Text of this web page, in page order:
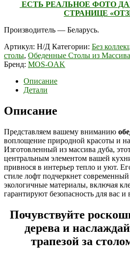
ЕСТЬ РЕАЛЬНОЕ ФОТО
СТРАНИЦЕ
Производитель — Беларусь.
Артикул: Н/Д Категории: Без
столы, Обеденные Столы из Массива
Бренд: MOS-OAK
Описание
Детали
Описание
Представляем вашему вниманию
воплощение природной красоты и
Изготовленный из массива дуба,
центральным элементом вашей
привнося в интерьер тепло и уют.
стиле лофт подчеркнет
экологичные материалы, включая
гарантируют безопасность для вас
Почувствуйте
дерева и
трапезой за